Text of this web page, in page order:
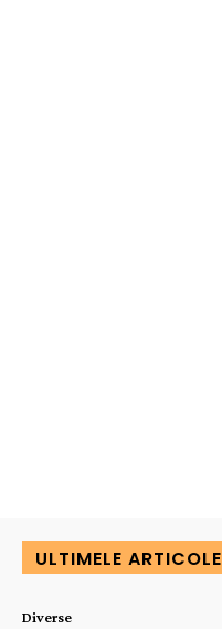
ULTIMELE ARTICOLE
Diverse